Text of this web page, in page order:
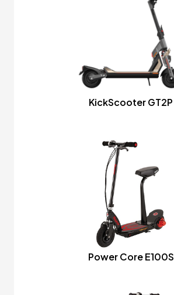
KickScooter GT2P
Power Core E100S